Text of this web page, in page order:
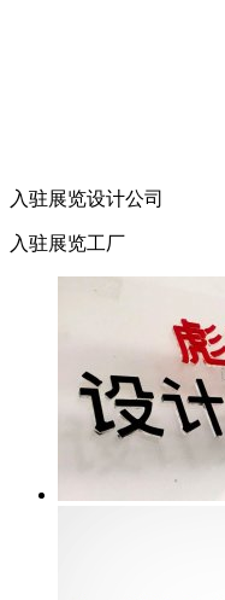
入驻展览设计公司
入驻展览工厂